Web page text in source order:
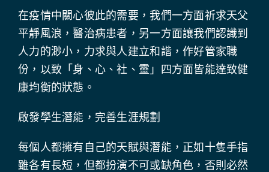
在疫情中關心彼此的需要，我們一方面祈求天父
平靜風浪，醫治病患者，另一方面讓我們認識到
人力的渺小，力求與人建立和諧，作好管家職
份，以致「身、心、社、靈」四方面皆能達致健
康均衡的狀態。
啟發學生潛能，完善生涯規劃
每個人都擁有自己的天賦與潛能，正如十隻手指
雖各有長短，但都扮演不可或缺角色，否則必然